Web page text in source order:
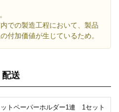
での製造工程において、製品
付加価値が生じているため。
配送
ットペーパーホルダー1連 1セット